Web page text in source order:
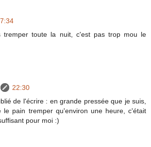
tremper toute la nuit, c'est pas trop mou le
22:30
de l'écrire : en grande pressée que je suis,
le pain tremper qu'environ une heure, c'était
pour moi :)